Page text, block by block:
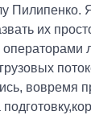
Пилипенко.
их
операторами
вовремя